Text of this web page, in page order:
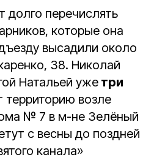
перечислять
которые она
высадили около
38. Николай
Натальей уже три
возле
№ 7 в м-не Зелёный
с весны до поздней
канала»